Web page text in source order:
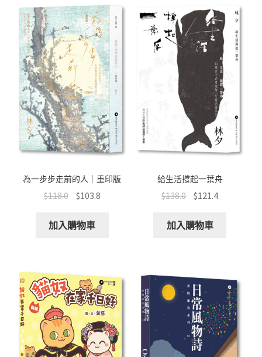
為一步步走前的人｜重印版
$118.0 $103.8
加入購物車
給生活撐起一葉舟
$138.0 $121.4
加入購物車